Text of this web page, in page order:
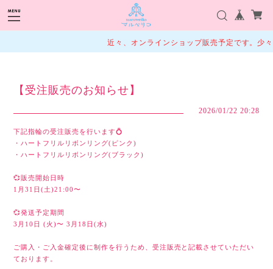
近々、オンラインショップ販売予定です。少々
【受注販売のお知らせ】
2026/01/22 20:28
下記指輪の受注販売を行います💍
・ハートフリルリボンリング(ピンク)
・ハートフリルリボンリング(ブラック)
💞販売開始日時
1月31日(土)21:00〜
💞発送予定期間
3月10日 (火)〜 3月18日(水)
ご購入・ご入金確定後に制作を行うため、受注販売と記載させていただい
ております。